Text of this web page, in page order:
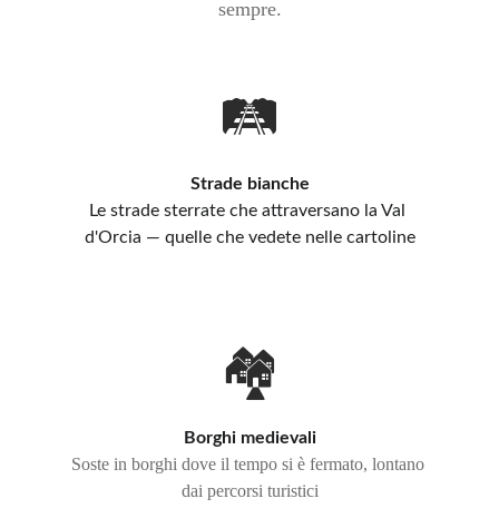
sempre.
🛤️
Strade bianche
Le strade sterrate che attraversano la Val
d'Orcia — quelle che vedete nelle cartoline
Borghi medievali
Soste in borghi dove il tempo si è fermato, lontano
dai percorsi turistici
🏘️